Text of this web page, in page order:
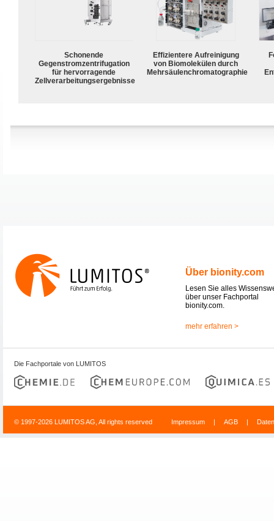
Schonende
Gegenstromzentrifugation
für hervorragende
Zellverarbeitungsergebnisse
Effizientere Aufreinigung
von Biomolekülen durch
Mehrsäulenchromatographie
Über bionity.com
Lesen Sie alles
über unser Fachportal
bionity.com.
mehr erfahren >
Die Fachportale von LUMITOS
© 1997-2026 LUMITOS AG, All rights reserved Impressum | AGB |